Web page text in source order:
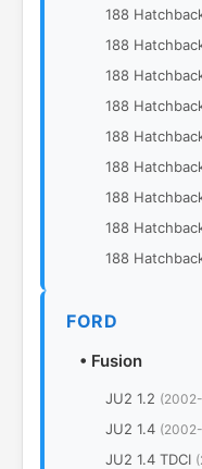
188
188
188
188
188
188
188
188
188
FORD
• Fusion
JU2 1.2
JU2 1.4
JU2 1.4 TDCI